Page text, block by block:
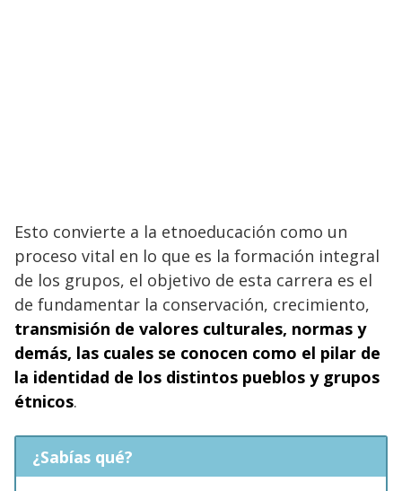
Esto convierte a la etnoeducación como un
proceso vital en lo que es la formación integral
de los grupos, el objetivo de esta carrera es el
de fundamentar la conservación, crecimiento,
transmisión de valores culturales, normas y
demás, las cuales se conocen como el pilar de
la identidad de los distintos pueblos y grupos
étnicos.
¿Sabías qué?